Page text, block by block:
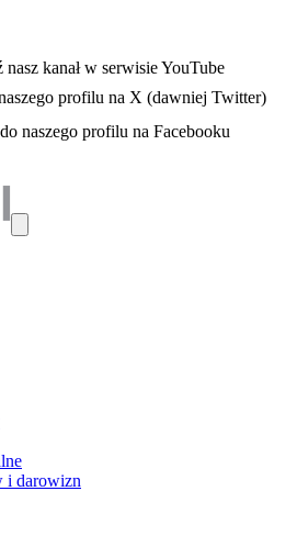
się w nowej karcie
kanał w serwisie YouTube
karcie profilu na X (dawniej Twitter)
się w nowej karcie
naszego profilu na Facebooku
i darowizn